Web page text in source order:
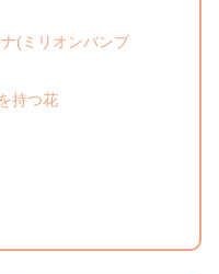
(ミリオンバンブ
持つ花